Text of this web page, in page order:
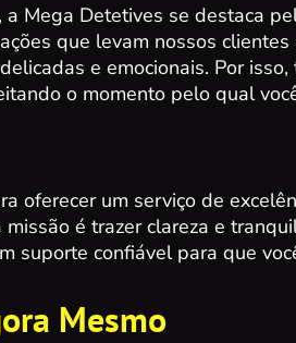
Mega Detetives se destaca
que levam nossos clientes
e emocionais. Por
o momento pelo qual
oferecer um serviço de
missão é trazer clareza e
suporte confiável para que
Mesmo